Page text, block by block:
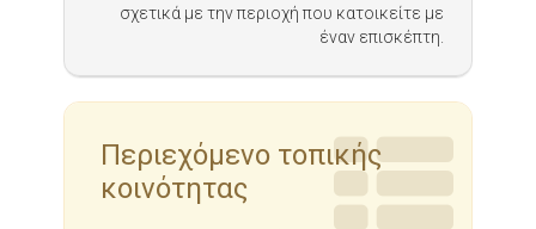
σχετικά με την περιοχή που κατοικείτε με
έναν επισκέπτη.
Περιεχόμενο τοπικής
κοινότητας